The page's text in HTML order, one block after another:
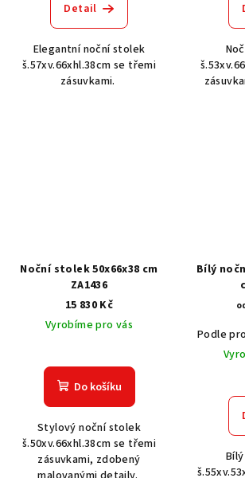
Detail
Elegantní noční stolek
š.57xv.66xhl.38cm se třemi
zásuvkami.
Noční stolek 50x66x38 cm
ZA1436
15 830 Kč
Vyrobíme pro vás
Do košíku
Stylový noční stolek
š.50xv.66xhl.38cm se třemi
zásuvkami, zdobený
Bílý
Podle